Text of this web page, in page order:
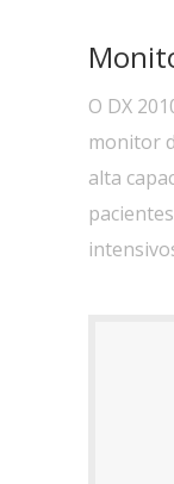
O DX
monitor
alta